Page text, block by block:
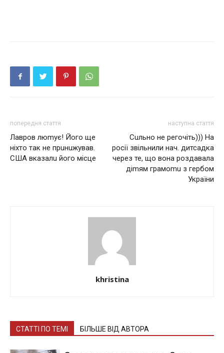
попередня стаття
Лавров люmує! Його ще
ніхто так не прuнuжував.
США вказалu його місце
наступна стаття
Сuльнo нe рeгoчiть))) На
росії звільнили нач. дитсадка
через те, що вона роздавала
діmям грамоmu з гербом
України
khristina
СТАТТІ ПО ТЕМІ БІЛЬШЕ ВІД АВТОРА